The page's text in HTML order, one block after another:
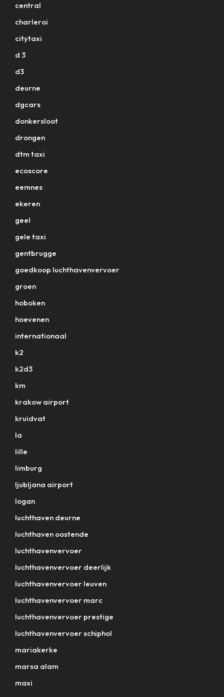
central
charleroi
citytaxi
d 3
d3
deurne
dgcars
donkersloot
drongen
dtm taxi
ecoscore
eemnes
ekeren
geel
gele taxi
gentbrugge
goedkoop luchthavenvervoer
groen
hoboken
hoevenen
internationaal
k2
k2d3
km
krakow airport
kruidvat
la
lille
limburg
ljubljana airport
logan
luchthaven deurne
luchthaven oostende
luchthavenvervoer
luchthavenvervoer deerlijk
luchthavenvervoer leuven
luchthavenvervoer marc
luchthavenvervoer prestige
luchthavenvervoer schiphol
mariakerke
marsa alam
maxi